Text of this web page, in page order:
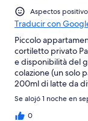
Aspectos
Traducir con
Piccolo
cortiletto privato
e disponibilità del
colazione (un solo
200ml di latte da
Se alojó 1 noche en
0